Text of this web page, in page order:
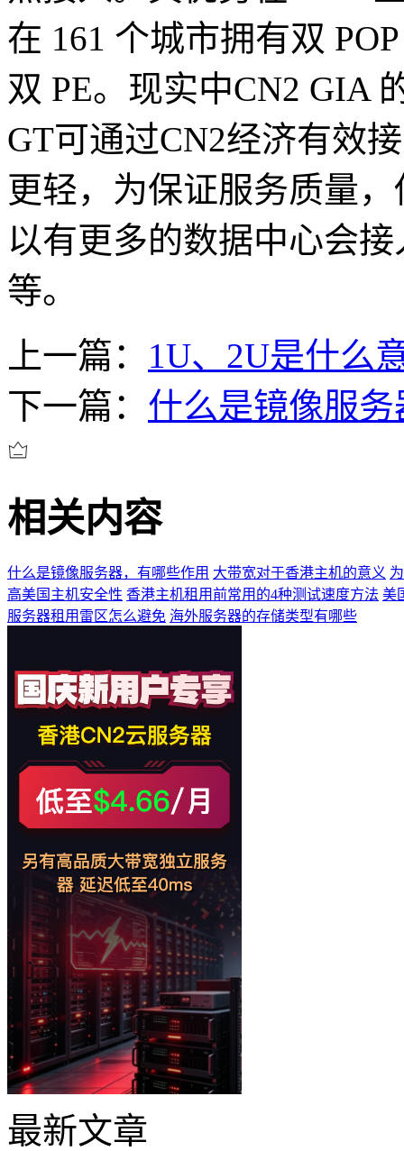
在 161 个城市拥有双
双 PE。现实中CN2 GIA
GT可通过CN2经济有效
更轻，为保证服务质量
以有更多的数据中心会
等。
上一篇： 1U、2U是什么
下一篇： 什么是镜像服
相关内容
什么是镜像服务器，有哪些作用 大带宽对于香港主机的意义
高美国主机安全性 香港主机租用前常用的4种测试速度方法 美
服务器租用雷区怎么避免 海外服务器的存储类型有哪些
最新文章